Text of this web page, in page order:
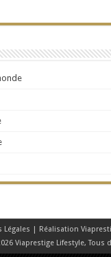
Légales | Réalisation
Viaprestige Lifestyle, Tous